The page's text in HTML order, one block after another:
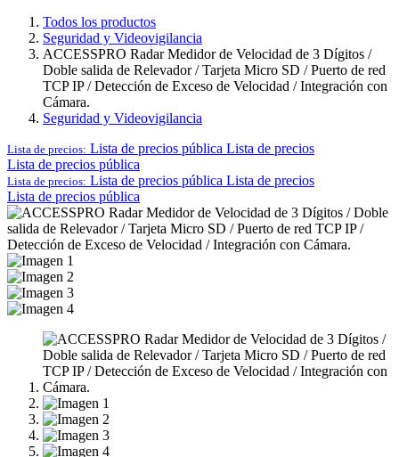
Todos los productos
Seguridad y Videovigilancia
ACCESSPRO Radar Medidor de Velocidad de 3 Dígitos /
Doble salida de Relevador / Tarjeta Micro SD / Puerto de red
TCP IP / Detección de Exceso de Velocidad / Integración con
Cámara.
Seguridad y Videovigilancia
Lista de precios: Lista de precios pública Lista de precios
Lista de precios pública
Lista de precios: Lista de precios pública Lista de precios
Lista de precios pública